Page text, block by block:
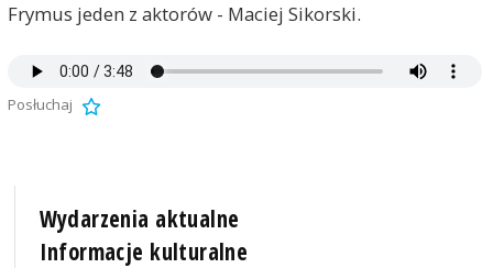
Frymus jeden z aktorów - Maciej Sikorski.
Posłuchaj
Wydarzenia aktualne
Informacje kulturalne